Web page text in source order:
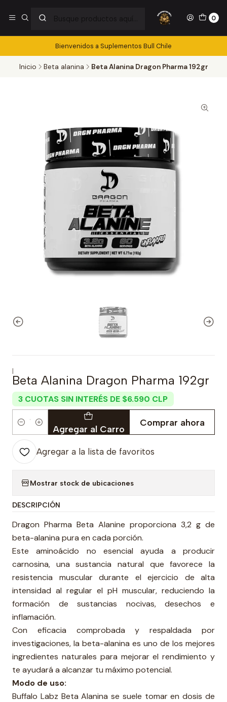
0
Bienvenidos a Suplementos Bull Chile
Inicio Beta alanina Beta Alanina Dragon Pharma 192gr
|
Beta Alanina Dragon Pharma 192gr
3 CUOTAS SIN INTERÉS DE $6.590 CLP
Cantidad Agregar al Carro
Comprar ahora
Agregar a la lista de favoritos
Mostrar stock de ubicaciones
DESCRIPCIÓN
Dragon Pharma Beta Alanine proporciona 3,2 g de
beta-alanina pura en cada porción.
Este aminoácido no esencial ayuda a producir
carnosina, una sustancia natural que favorece la
resistencia muscular durante el ejercicio de alta
intensidad al regular el pH muscular, reduciendo la
formación de sustancias nocivas, desechos e
inflamación.
Con eficacia comprobada y respaldada por
investigaciones, la beta-alanina es uno de los mejores
ingredientes naturales para mejorar el rendimiento y
te ayudará a alcanzar tu máximo potencial.
Modo de uso:
Buffalo Labz Beta Alanina se suele tomar en dosis de